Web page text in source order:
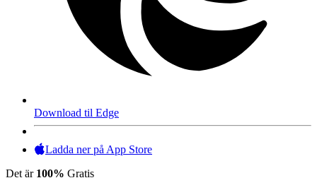
Download til Edge
Ladda ner på App Store
Det är 100% Gratis